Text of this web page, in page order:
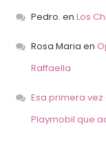
Pedro. en Los
Rosa Maria en
Raffaella
Esa primera vez
Playmobil que